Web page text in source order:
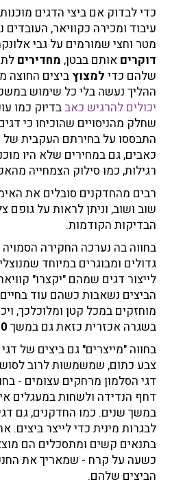
כדי לבדוק אם ביצי הדגים
עיבוד ומכירה כקוויאר,
מטר וחצי שמורמים על גבי
דוקרים אותם בבטן, מחדירים
שלהם כדי למצוץביצים החוצה
ההליך נעשה בלי כל שימוש
יכולים להרגיש כאבבדיוק כמו
שחלק מהניסויים שהוכיחו כי
התבססו על בחירתם העקבית של
כאבים, גם במחירים שלא היו
רגילות, כמו סילוק הצמחייה
רבים מהחדקנים סובלים את
שוב ושוב, וניתן לראות על
הבדיקות הקודמות.
בחווה בה נערכה החקירה
גדולים ומבוגרים במיוחד
לייצור דגים שמהם "יקצרו"
הביצים נשאבות כשהם עוד
מוחזקים במכל קטן ומלוכלכך,
בשגרה אכזרית כזאת גם במשך
בחווה "מייצרים" גם ביצים של דגי
צבע כתום, שמשמשות לרוב
דגי הסלמון מרחקים עצומים -
דחף הנדידה ולשחות במעגלים
במשך שנים. כמו החדקנים, גם
בתנאים קשים ומתסכלים הם
כשעה על קרח - שמאריך את
הביצים שלהם.